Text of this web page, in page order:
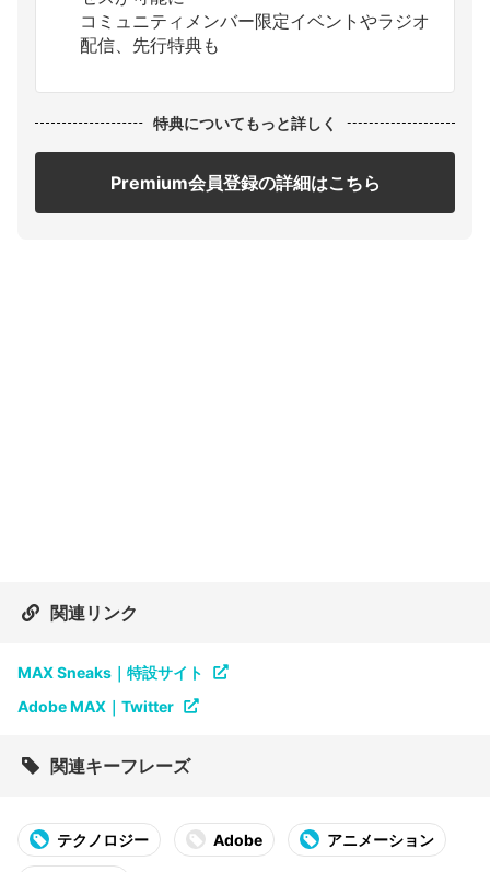
コミュニティメンバー限定イベントやラジオ
配信、先行特典も
特典についてもっと詳しく
Premium会員登録の詳細はこちら
関連リンク
MAX Sneaks｜特設サイト
Adobe MAX｜Twitter
関連キーフレーズ
テクノロジー Adobe アニメーション